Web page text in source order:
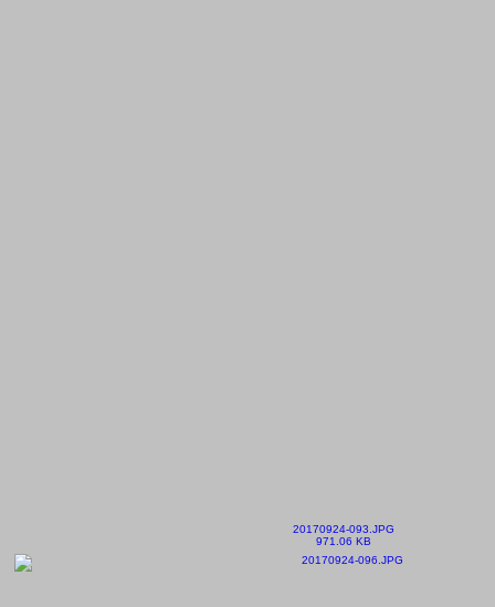
20170924-093.JPG
971.06 KB